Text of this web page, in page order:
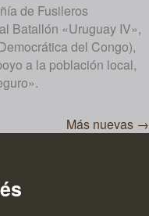
de Fusileros
Batallón «Uruguay IV»,
del Congo),
a la población local,
Más nuevas →